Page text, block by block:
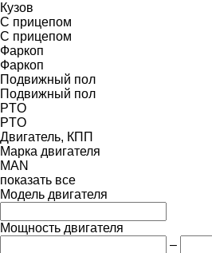
Кузов
С прицепом
С прицепом
Фаркоп
Фаркоп
Подвижный пол
Подвижный пол
PTO
PTO
Двигатель, КПП
Марка двигателя
MAN
показать все
Модель двигателя
Мощность двигателя
–